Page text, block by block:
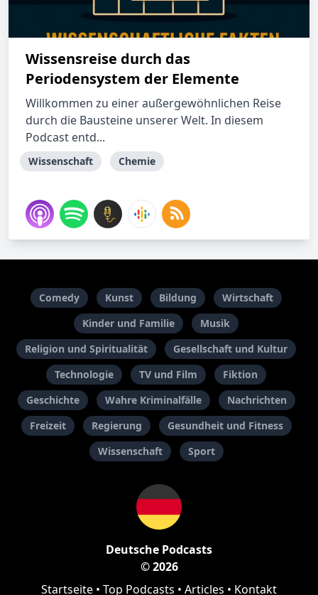
Wissensreise durch das
Periodensystem der Elemente
Willkommen zu einer außergewöhnlichen Reise
durch die Bausteine unserer Welt. In diesem
Podcast entd...
Wissenschaft Chemie
Comedy Kunst Bildung
Wirtschaft
Kinder und Familie
Musik
Religion und Spiritualität
Gesellschaft und Kultur
Technologie
TV und Film
Fiktion
Geschichte
Wahre Kriminalfälle
Nachrichten
Freizeit
Regierung
Gesundheit und Fitness
Wissenschaft
Sport
Deutsche Podcasts
© 2026
Startseite • Top Podcasts • Articles • Kontakt